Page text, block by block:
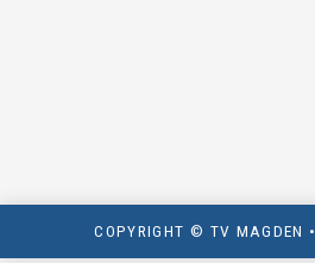
COPYRIGHT © TV MAGDEN •